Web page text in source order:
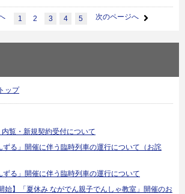
1 2 3 4 5 次のページへ
ップ
内覧・新規契約受付について
ずる」開催に伴う臨時列車の運行について（お詫
ずる」開催に伴う臨時列車の運行について
始】「夏休み ながでん親子でんしゃ教室」開催のお